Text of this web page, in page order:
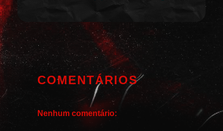
COMENTÁRIOS
Nenhum comentário: